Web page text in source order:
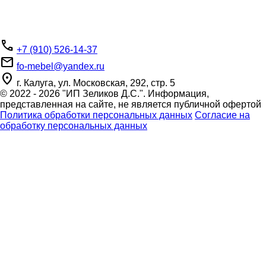
phone +7 (910) 526-14-37
email fo-mebel@yandex.ru
place г. Калуга, ул. Московская, 292, стр. 5
© 2022 - 2026 "ИП Зеликов Д.С.". Информация,
представленная на сайте, не является публичной офертой
Политика обработки персональных данных Согласие на
обработку персональных данных